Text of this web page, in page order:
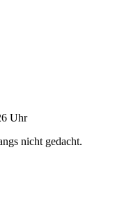
Uhr
nicht gedacht.